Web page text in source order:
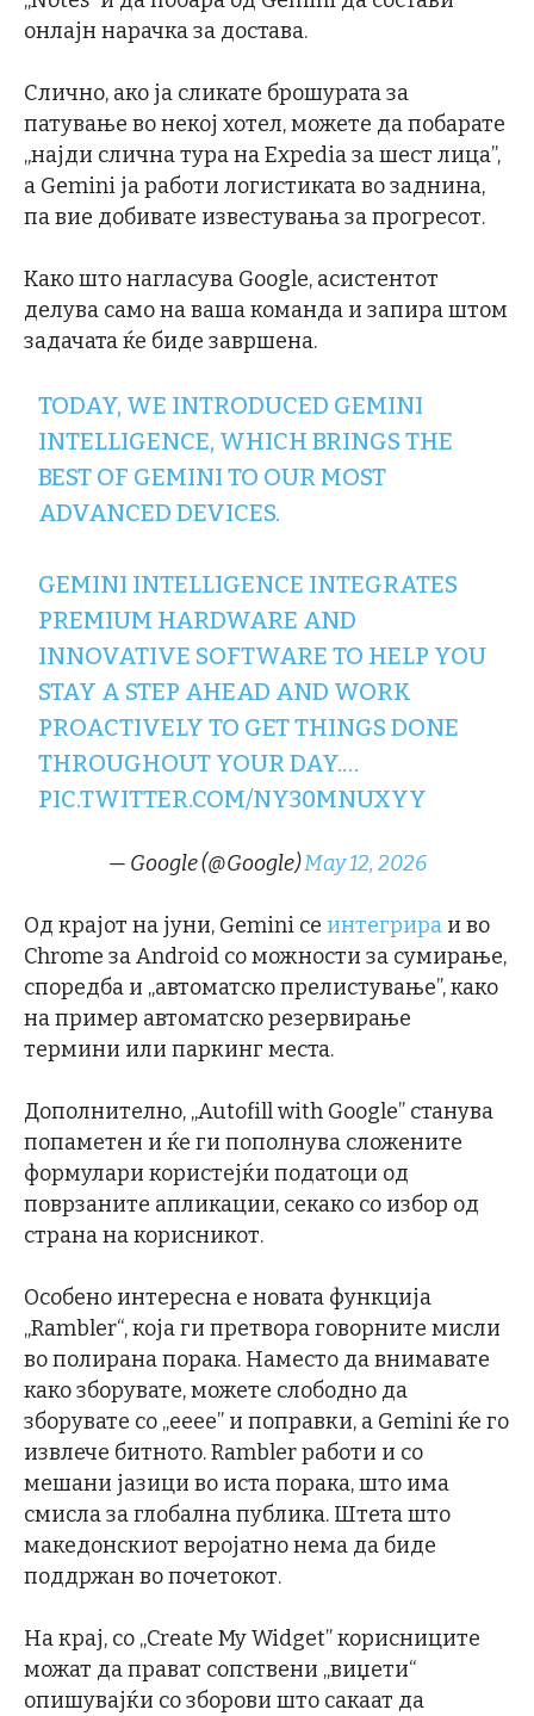
онлајн нарачка за достава.
Слично, ако ја сликате брошурата за
патување во некој хотел, можете да побарате
„најди слична тура на Expedia за шест лица”,
а Gemini ја работи логистиката во заднина,
па вие добивате известувања за прогресот.
Како што нагласува Google, асистентот
делува само на ваша команда и запира штом
задачата ќе биде завршена.
TODAY, WE INTRODUCED GEMINI
INTELLIGENCE, WHICH BRINGS THE
BEST OF GEMINI TO OUR MOST
ADVANCED DEVICES.
GEMINI INTELLIGENCE INTEGRATES
PREMIUM HARDWARE AND
INNOVATIVE SOFTWARE TO HELP YOU
STAY A STEP AHEAD AND WORK
PROACTIVELY TO GET THINGS DONE
THROUGHOUT YOUR DAY.…
PIC.TWITTER.COM/NY30MNUXYY
— Google (@Google)May 12, 2026
Од крајот на јуни, Gemini се интегрира и во
Chrome за Android со можности за сумирање,
споредба и „автоматско прелистување”, како
на пример автоматско резервирање
термини или паркинг места.
Дополнително, „Autofill with Google” станува
попаметен и ќе ги пополнува сложените
формулари користејќи податоци од
поврзаните апликации, секако со избор од
страна на корисникот.
Особено интересна е новата функција
„Rambler“, која ги претвора говорните мисли
во полирана порака. Наместо да внимавате
како зборувате, можете слободно да
зборувате со „ееее” и поправки, а Gemini ќе го
извлече битното. Rambler работи и со
мешани јазици во иста порака, што има
смисла за глобална публика. Штета што
македонскиот веројатно нема да биде
поддржан во почетокот.
На крај, со „Create My Widget” корисниците
можат да прават сопствени „виџети“
опишувајќи со зборови што сакаат да